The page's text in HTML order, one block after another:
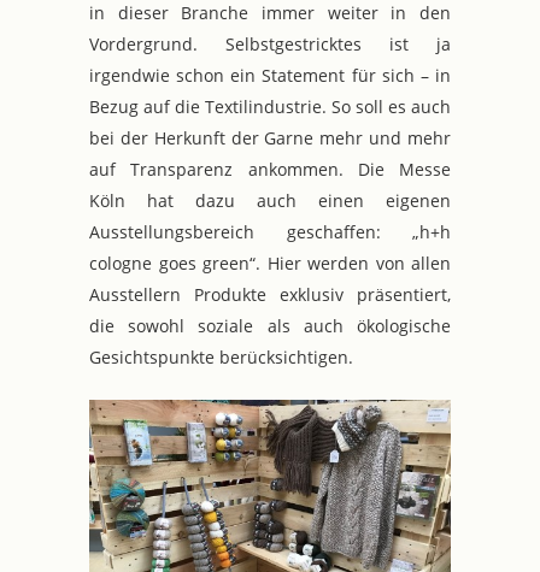
in dieser Branche immer weiter in den
Vordergrund. Selbstgestricktes ist ja
irgendwie schon ein Statement für sich – in
Bezug auf die Textilindustrie. So soll es auch
bei der Herkunft der Garne mehr und mehr
auf Transparenz ankommen. Die Messe
Köln hat dazu auch einen eigenen
Ausstellungsbereich geschaffen: „h+h
cologne goes green“. Hier werden von allen
Ausstellern Produkte exklusiv präsentiert,
die sowohl soziale als auch ökologische
Gesichtspunkte berücksichtigen.